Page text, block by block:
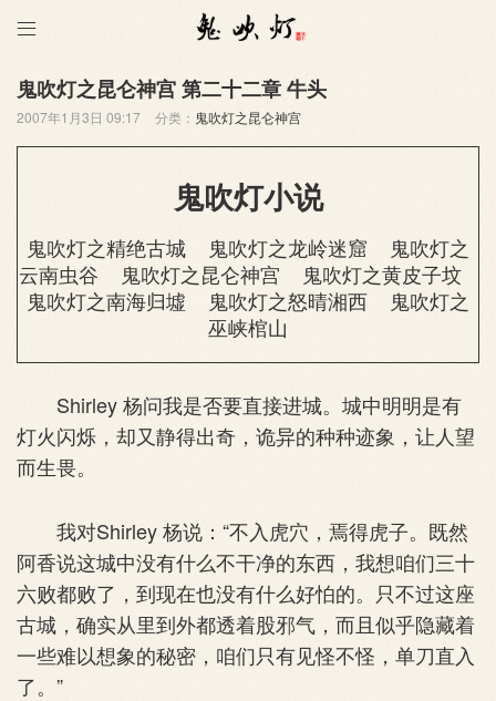

鬼吹灯之昆仑神宫 第二十二章 牛头
2007年1月3日 09:17 分类： 鬼吹灯之昆仑神宫
鬼吹灯小说
鬼吹灯之精绝古城 鬼吹灯之龙岭迷窟
鬼吹灯之
云南虫谷
鬼吹灯之昆仑神宫
鬼吹灯之黄皮子坟
鬼吹灯之南海归墟
鬼吹灯之怒晴湘西
鬼吹灯之
巫峡棺山
Shirley 杨问我是否要直接进城。城中明明是有
灯火闪烁，却又静得出奇，诡异的种种迹象，让人望
而生畏。
我对Shirley 杨说：“不入虎穴，焉得虎子。既然
阿香说这城中没有什么不干净的东西，我想咱们三十
六败都败了，到现在也没有什么好怕的。只不过这座
古城，确实从里到外都透着股邪气，而且似乎隐藏着
一些难以想象的秘密，咱们只有见怪不怪，单刀直入
了。”